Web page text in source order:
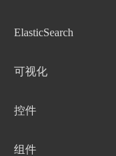
ElasticSearch
可视化
控件
组件